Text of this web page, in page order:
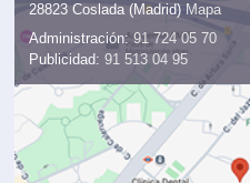
28823 Coslada (Madrid) Mapa
Administración: 91 724 05 70
Publicidad: 91 513 04 95